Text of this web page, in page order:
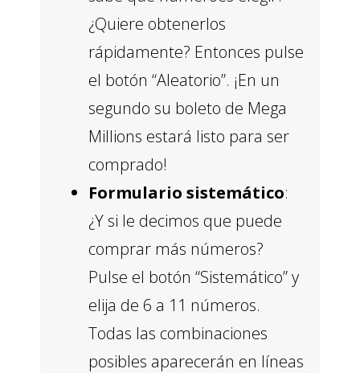
¿Quiere obtenerlos
rápidamente? Entonces pulse
el botón “Aleatorio”. ¡En un
segundo su boleto de Mega
Millions estará listo para ser
comprado!
Formulario sistemático:
¿Y si le decimos que puede
comprar más números?
Pulse el botón “Sistemático” y
elija de 6 a 11 números.
Todas las combinaciones
posibles aparecerán en líneas